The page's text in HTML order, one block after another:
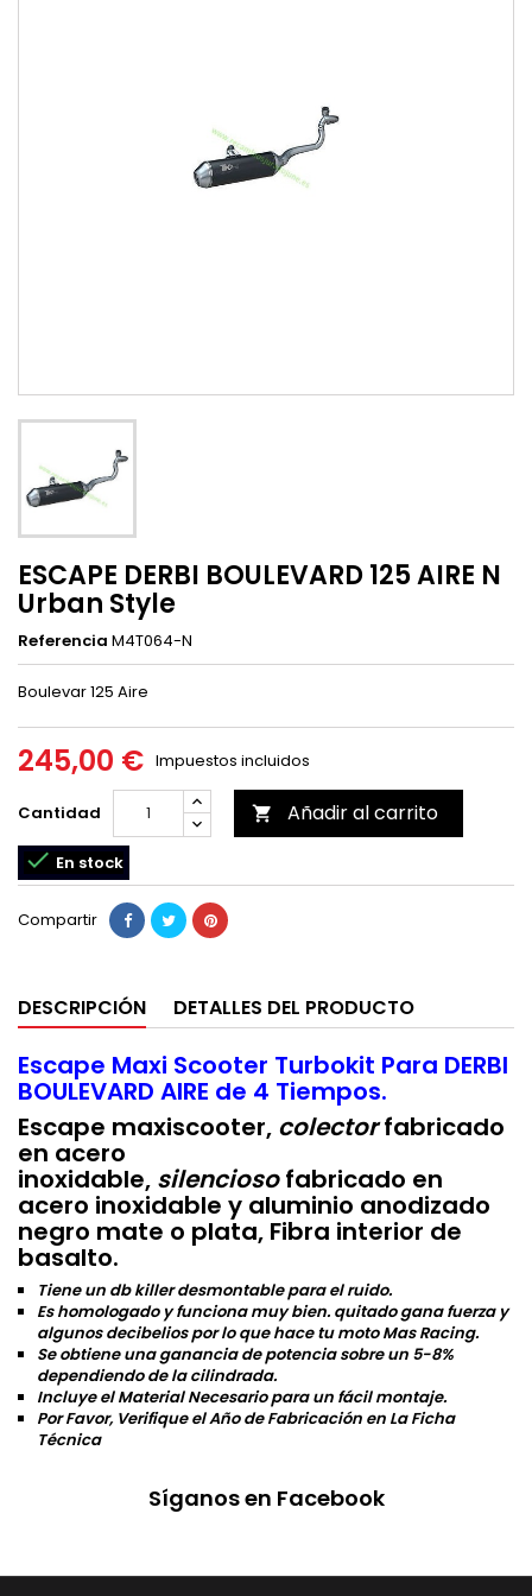
ESCAPE DERBI BOULEVARD 125 AIRE N
Urban Style
Referencia M4T064-N
Boulevar 125 Aire
245,00 € Impuestos incluidos
Cantidad  Añadir al carrito
 En stock
Compartir
DESCRIPCIÓN DETALLES DEL PRODUCTO
Escape Maxi Scooter Turbokit Para DERBI
BOULEVARD AIRE de 4 Tiempos.
Escape maxiscooter, colectorfabricado
en acero
inoxidable, silenciosofabricado en
acero inoxidable y aluminio anodizado
negro mate o plata, Fibra interior de
basalto.
Tiene un db killer desmontable para el ruido.
Es homologado y funciona muy bien. quitado gana fuerza y
algunos decibelios por lo que hace tu moto Mas Racing.
Se obtiene una ganancia de potencia sobre un 5-8%
dependiendo de la cilindrada.
Incluye el Material Necesario para un fácil montaje.
Por Favor, Verifique el Año de Fabricación en La Ficha
Técnica
Síganos en Facebook